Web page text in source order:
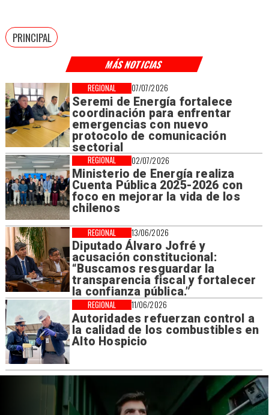
MÁS NOTICIAS
07/07/2026
Seremi de Energía fortalece
coordinación para enfrentar
emergencias con nuevo
protocolo de comunicación
sectorial
REGIONAL
02/07/2026
Ministerio de Energía realiza
Cuenta Pública 2025-2026 con
foco en mejorar la vida de los
chilenos
REGIONAL
13/06/2026
Diputado Álvaro Jofré y
acusación constitucional:
“Buscamos resguardar la
transparencia fiscal y fortalecer
la confianza pública.”
REGIONAL
11/06/2026
Autoridades refuerzan control a
la calidad de los combustibles en
Alto Hospicio
REGIONAL
PRINCIPAL